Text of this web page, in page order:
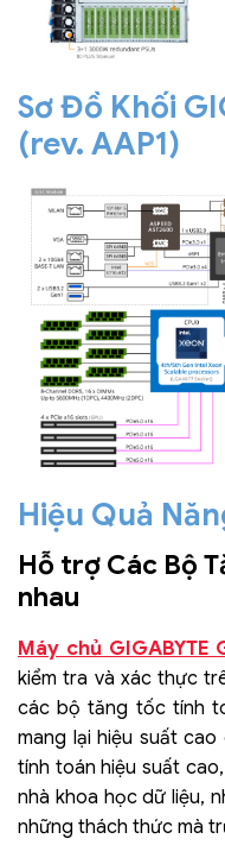
Sơ Đồ Khối
(rev. AAP1)
Hiệu Quả
Hỗ trợ Các Bộ
nhau
Máy chủ GIGABYTE
kiểm tra và xác thực
các bộ tăng tốc tính
mang lại hiệu suất
tính toán hiệu suất
nhà khoa học dữ liệu,
những thách thức mà